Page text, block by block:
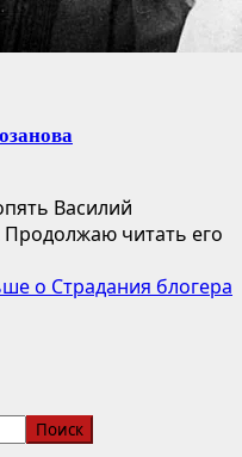
Василий
читать его
о Страдания блогера